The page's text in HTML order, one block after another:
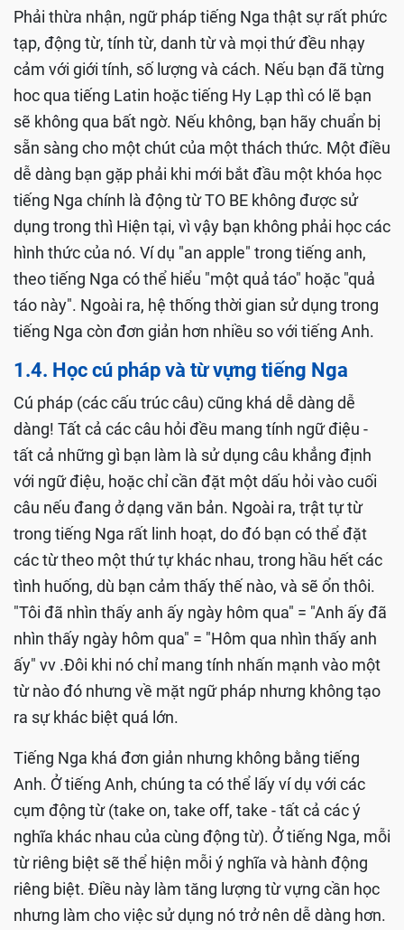
Phải thừa nhận, ngữ pháp tiếng Nga thật sự rất phức
tạp, động từ, tính từ, danh từ và mọi thứ đều nhạy
cảm với giới tính, số lượng và cách. Nếu bạn đã từng
hoc qua tiếng Latin hoặc tiếng Hy Lạp thì có lẽ bạn
sẽ không qua bất ngờ. Nếu không, bạn hãy chuẩn bị
sẵn sàng cho một chút của một thách thức. Một điều
dễ dàng bạn gặp phải khi mới bắt đầu một khóa học
tiếng Nga chính là động từ TO BE không được sử
dụng trong thì Hiện tại, vì vậy bạn không phải học các
hình thức của nó. Ví dụ "an apple" trong tiếng anh,
theo tiếng Nga có thể hiểu "một quả táo" hoặc "quả
táo này". Ngoài ra, hệ thống thời gian sử dụng trong
tiếng Nga còn đơn giản hơn nhiều so với tiếng Anh.
1.4. Học cú pháp và từ vựng tiếng Nga
Cú pháp (các cấu trúc câu) cũng khá dễ dàng dễ
dàng! Tất cả các câu hỏi đều mang tính ngữ điệu -
tất cả những gì bạn làm là sử dụng câu khẳng định
với ngữ điệu, hoặc chỉ cần đặt một dấu hỏi vào cuối
câu nếu đang ở dạng văn bản. Ngoài ra, trật tự từ
trong tiếng Nga rất linh hoạt, do đó bạn có thể đặt
các từ theo một thứ tự khác nhau, trong hầu hết các
tình huống, dù bạn cảm thấy thế nào, và sẽ ổn thôi.
"Tôi đã nhìn thấy anh ấy ngày hôm qua" = "Anh ấy đã
nhìn thấy ngày hôm qua" = "Hôm qua nhìn thấy anh
ấy" vv .Đôi khi nó chỉ mang tính nhấn mạnh vào một
từ nào đó nhưng về mặt ngữ pháp nhưng không tạo
ra sự khác biệt quá lớn.
Tiếng Nga khá đơn giản nhưng không bằng tiếng
Anh. Ở tiếng Anh, chúng ta có thể lấy ví dụ với các
cụm động từ (take on, take off, take - tất cả các ý
nghĩa khác nhau của cùng động từ). Ở tiếng Nga, mỗi
từ riêng biệt sẽ thể hiện mỗi ý nghĩa và hành động
riêng biệt. Điều này làm tăng lượng từ vựng cần học
nhưng làm cho việc sử dụng nó trở nên dễ dàng hơn.